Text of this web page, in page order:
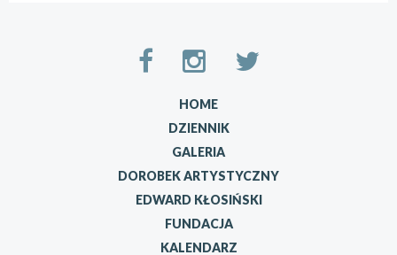
HOME
DZIENNIK
GALERIA
DOROBEK ARTYSTYCZNY
EDWARD KŁOSIŃSKI
FUNDACJA
KALENDARZ